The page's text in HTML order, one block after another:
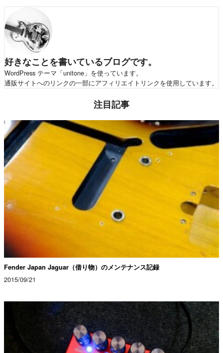
好きなことを書いているブログです。
WordPress テーマ「unitone」を使っています。
通販サイトへのリンクの一部にアフィリエイトリンクを使用しています。
注目記事
Fender Japan Jaguar（借り物）のメンテナンス記録
2015/09/21